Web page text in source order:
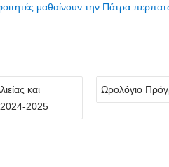
μαθαίνουν την Πάτρα
και
2024-2025
Ωρολόγιο